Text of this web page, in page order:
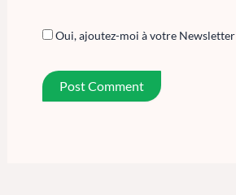
Oui, ajoutez-moi à votre Newsletter